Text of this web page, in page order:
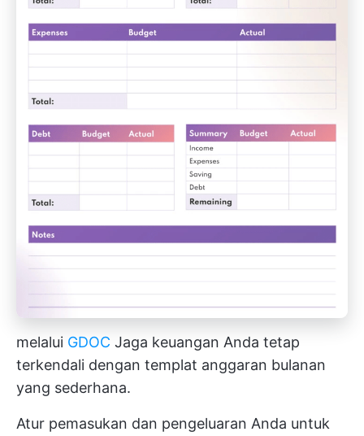
melalui GDOC Jaga keuangan Anda tetap
terkendali dengan templat anggaran bulanan
yang sederhana.
Atur pemasukan dan pengeluaran Anda untuk